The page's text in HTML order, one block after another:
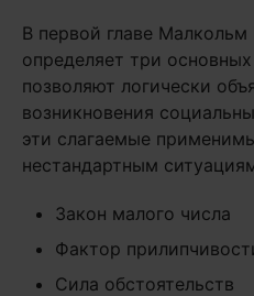
В первой главе Малкольм
определяет три
позволяют логически
возникновения
эти слагаемые
нестандартным
Закон малого числа
Фактор
Сила обстоятельств